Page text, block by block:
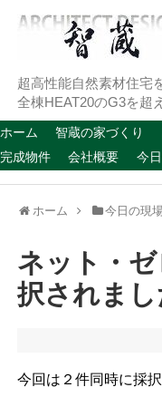
超高性能自然素材住宅
全棟HEAT20のG3を超
ホーム 智蔵の家づくり
完成物件
会社概要 今
ホーム 今日の現
ネット・
択されまし
今回は２件同時に採